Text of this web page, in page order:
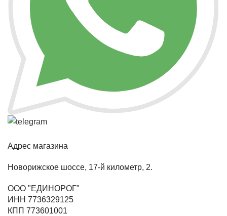
Адрес магазина
Новорижское шоссе, 17-й километр, 2.
ООО "ЕДИНОРОГ"
ИНН 7736329125
КПП 773601001